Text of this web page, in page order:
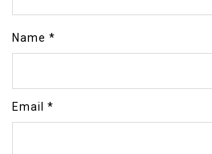
Name *
Email *